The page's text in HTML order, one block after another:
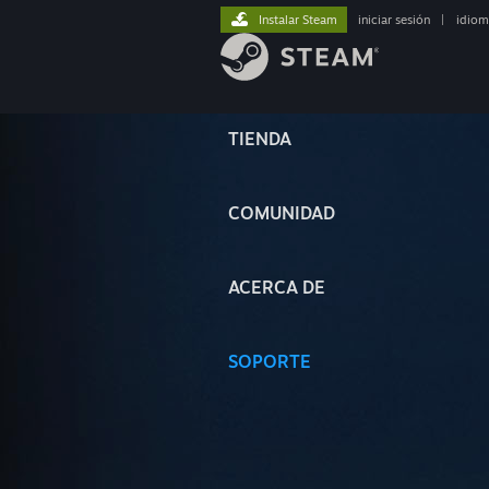
TIENDA
COMUNIDAD
ACERCA DE
SOPORTE
Instalar Steam iniciar sesión